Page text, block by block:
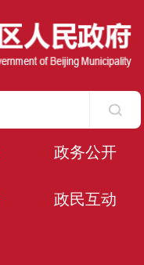
政务公开
政民互动